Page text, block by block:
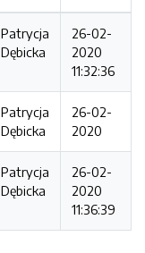
Patrycja
Dębicka
26-02-
2020
11:32:36
Patrycja
Dębicka
26-02-
2020
Patrycja
Dębicka
26-02-
2020
11:36:39